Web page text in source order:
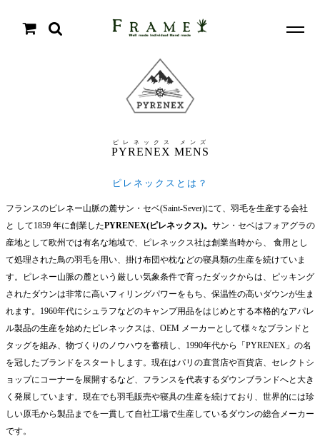
PYRENEX MENS
ピレネックス メンズ
ピレネックスとは？
フランスのピレネー山脈の麓サン・セベ(Saint-Sever)にて、羽毛を生産する会社
と して1859 年に創業したPYRENEX(ピレネックス)。 サン・セベはフォアグラの
産地として欧州では有名な地域で、ピレネックス社は創業当時から、 食用とし
て処理された鳥の羽毛を用い、掛け布団や枕などの寝具類の生産を続けていま
す。ピレネー山脈の麓という厳しい気象条件で育ったダックからは、ピッキング
されたダウンは非常に高いフィリングパワーをもち、保温性の高いダウンが生ま
れます。1960年代にシュラフなどのキャンプ用品をはじめとする本格的なアパレ
ル製品の生産を始めたピレネックスは、OEM メーカーとして様々なブランドと
タッグを組み、物づくりのノウハウを蓄積し、1990年代から「PYRENEX」の名
を冠したブランドをスタートします。現在はパリの直営店や百貨店、セレクトシ
ョップにコーナーを展開するなど、フランスを代表するダウンブランドへと大き
く発展しています。現在でも羽毛販売や寝具の生産を続けており、世界的には珍
しい原毛から製品までを一貫して自社工場で生産しているダウンの総合メーカー
です。